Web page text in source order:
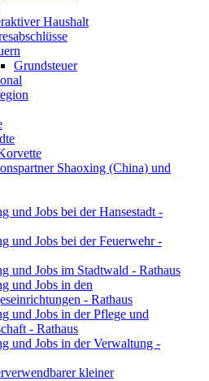
Haushalt
Grundsteuer
Shaoxing (China) und
und Jobs bei der Hansestadt -
und Jobs bei der Feuerwehr -
und Jobs im Stadtwald - Rathaus
und Jobs in den
- Rathaus
und Jobs in der Pflege und
- Rathaus
und Jobs in der Verwaltung -
kleiner